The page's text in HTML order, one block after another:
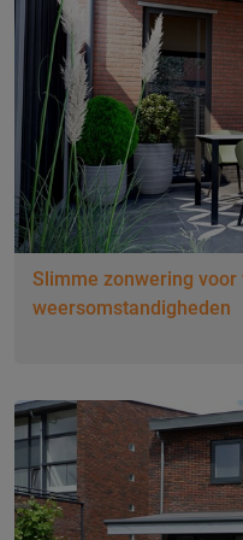
Slimme zonwering voor
weersomstandigheden